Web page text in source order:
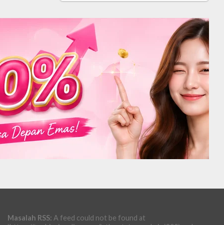
Masalah RSS: A feed could not be found at